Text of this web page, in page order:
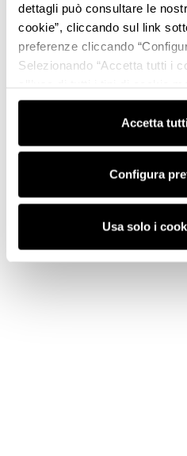
dettagli può consultare le
cookie”, cliccando sul link
preferenze cliccando
Selezionando “Accetta tutti i
consenso cliccando su “Usa
saranno attivati i soli cookie
funzionamento del sito.
Accetta
Configura
Usa solo i